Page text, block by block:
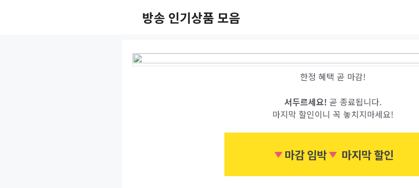
방송 인기상품 모음
한정 혜택 곧 마감!
서두르세요! 곧 종료됩니다.
마지막 할인이니 꼭 놓치지마세요!
마감 임박 마지막 할인